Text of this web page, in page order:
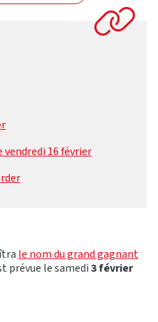
vendredi 16 février
le nom du grand gagnant
prévue le samedi3 février